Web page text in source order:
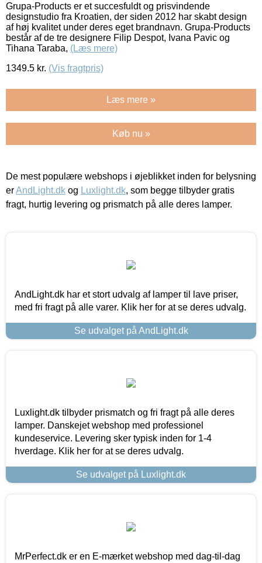
Grupa-Products er et succesfuldt og prisvindende
designstudio fra Kroatien, der siden 2012 har skabt design
af høj kvalitet under deres eget brandnavn. Grupa-Products
består af de tre designere Filip Despot, Ivana Pavic og
Tihana Taraba, (Læs mere)
1349.5 kr. (Vis fragtpris)
Læs mere »
Køb nu »
De mest populære webshops i øjeblikket inden for belysning
erAndLight.dk og Luxlight.dk, som begge tilbyder gratis
fragt, hurtig levering og prismatch på alle deres lamper.
AndLight.dk har et stort udvalg af lamper til lave priser,
med fri fragt på alle varer. Klik her for at se deres udvalg.
Se udvalget på AndLight.dk
Luxlight.dk tilbyder prismatch og fri fragt på alle deres
lamper. Danskejet webshop med professionel
kundeservice. Levering sker typisk inden for 1-4
hverdage. Klik her for at se deres udvalg.
Se udvalget på Luxlight.dk
MrPerfect.dk er en E-mærket webshop med dag-til-dag